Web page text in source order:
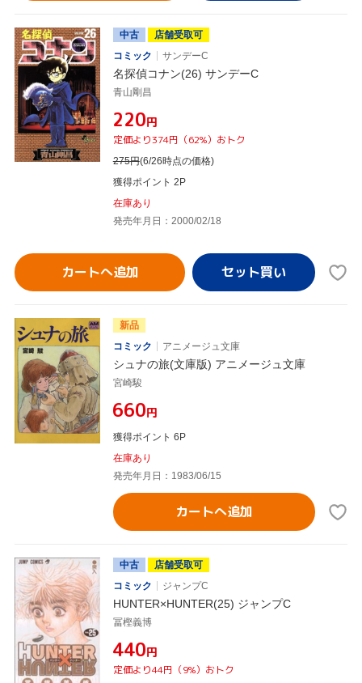
中古
店舗受取可
コミック
サンデーC
名探偵コナン(26) サンデーC
青山剛昌
¥220円
定価より374円（62%）おトク
275円(6/26時点の価格)
獲得ポイント 2P
在庫あり
発売年月日：2000/02/18
カートへ追加
新品
コミック
アニメージュ文庫
シュナの旅(文庫版) アニメージュ文庫
宮崎駿
¥660円
獲得ポイント 6P
在庫あり
発売年月日：1983/06/15
カートへ追加
中古
店舗受取可
コミック
ジャンプC
HUNTER×HUNTER(25) ジャンプC
冨樫義博
¥440円
定価より44円（9%）おトク